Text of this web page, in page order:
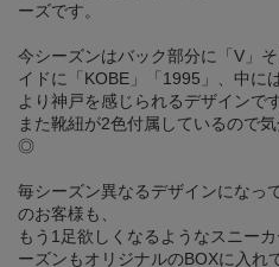
ーズです。
今シーズンはバック部分に「V」
イドに「KOBE」「1995」、中に
より神戸を感じられるデザインです
また靴紐が2色付属しているので
◎
毎シーズン異なるデザインになっ
のお客様も、
もう1足欲しくなるようなスニー
ーズンもオリジナルのBOXに入れ